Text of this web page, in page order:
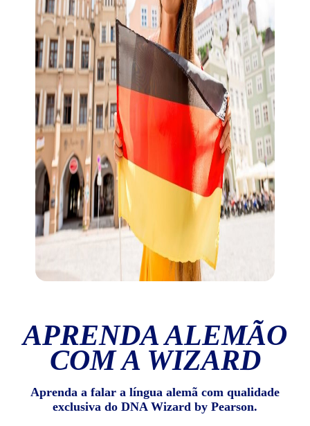
APRENDA ALEMÃO
COM A WIZARD
Aprenda a falar a língua alemã com qualidade
exclusiva do DNA Wizard by Pearson.